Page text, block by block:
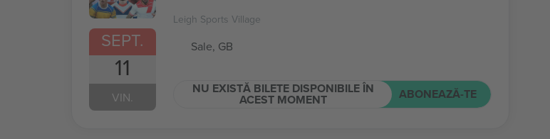
SEPT.
11
VIN.
Leigh Sports Village
Sale, GB
NU EXISTĂ BILETE DISPONIBILE ÎN
ACEST MOMENT ABONEAZĂ-TE